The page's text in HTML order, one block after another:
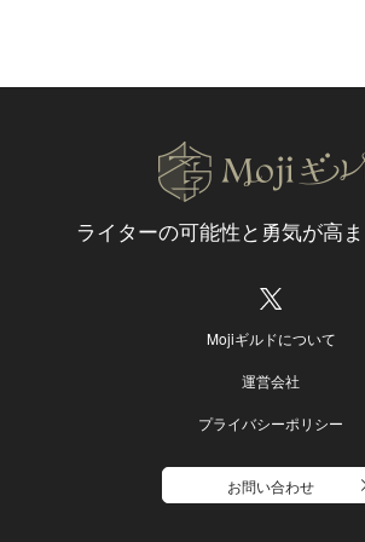
ライターの可能性と 勇気が高
Mojiギルドについて
運営会社
プライバシーポリシー
お問い合わせ